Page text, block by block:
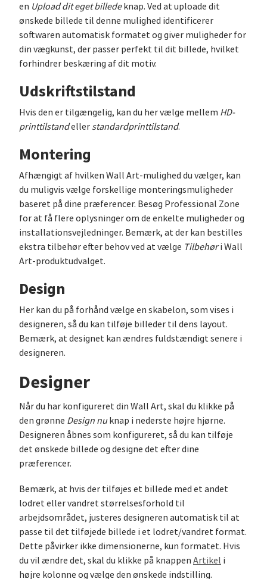
en Upload dit eget billedeknap. Ved at uploade dit
ønskede billede til denne mulighed identificerer
softwaren automatisk formatet og giver muligheder for
din vægkunst, der passer perfekt til dit billede, hvilket
forhindrer beskæring af dit motiv.
Udskriftstilstand
Hvis den er tilgængelig, kan du her vælge mellem HD-
printtilstandeller standardprinttilstand.
Montering
Afhængigt af hvilken Wall Art-mulighed du vælger, kan
du muligvis vælge forskellige monteringsmuligheder
baseret på dine præferencer. Besøg Professional Zone
for at få flere oplysninger om de enkelte muligheder og
installationsvejledninger. Bemærk, at der kan bestilles
ekstra tilbehør efter behov ved at vælge Tilbehøri Wall
Art-produktudvalget.
Design
Her kan du på forhånd vælge en skabelon, som vises i
designeren, så du kan tilføje billeder til dens layout.
Bemærk, at designet kan ændres fuldstændigt senere i
designeren.
Designer
Når du har konfigureret din Wall Art, skal du klikke på
den grønne Design nuknap i nederste højre hjørne.
Designeren åbnes som konfigureret, så du kan tilføje
det ønskede billede og designe det efter dine
præferencer.
Bemærk, at hvis der tilføjes et billede med et andet
lodret eller vandret størrelsesforhold til
arbejdsområdet, justeres designeren automatisk til at
passe til det tilføjede billede i et lodret/vandret format.
Dette påvirker ikke dimensionerne, kun formatet. Hvis
du vil ændre det, skal du klikke på knappen Artikel i
højre kolonne og vælge den ønskede indstilling.